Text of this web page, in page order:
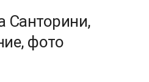
Санторини,
фото